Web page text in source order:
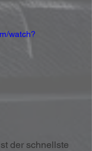
watch?
der schnellste